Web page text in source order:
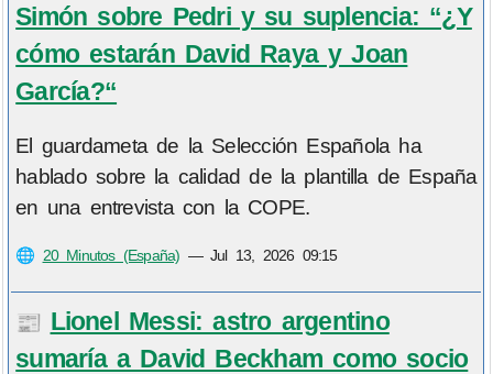
Simón sobre Pedri y su suplencia: “¿Y
cómo estarán David Raya y Joan
García?“
El guardameta de la Selección Española ha
hablado sobre la calidad de la plantilla de España
en una entrevista con la COPE.
🌐 20 Minutos (España) —Jul 13, 2026 09:15
📰 Lionel Messi: astro argentino
sumaría a David Beckham como socio